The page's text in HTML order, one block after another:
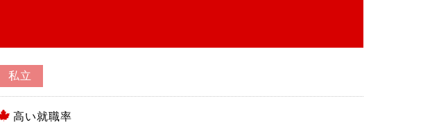
私立
高い就職率